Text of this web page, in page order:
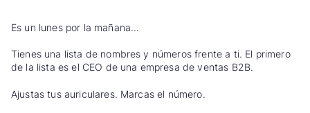
Es un lunes por la mañana...
Tienes una lista de nombres y números frente a ti. El primero
de la lista es el CEO de una empresa de ventas B2B.
Ajustas tus auriculares. Marcas el número.